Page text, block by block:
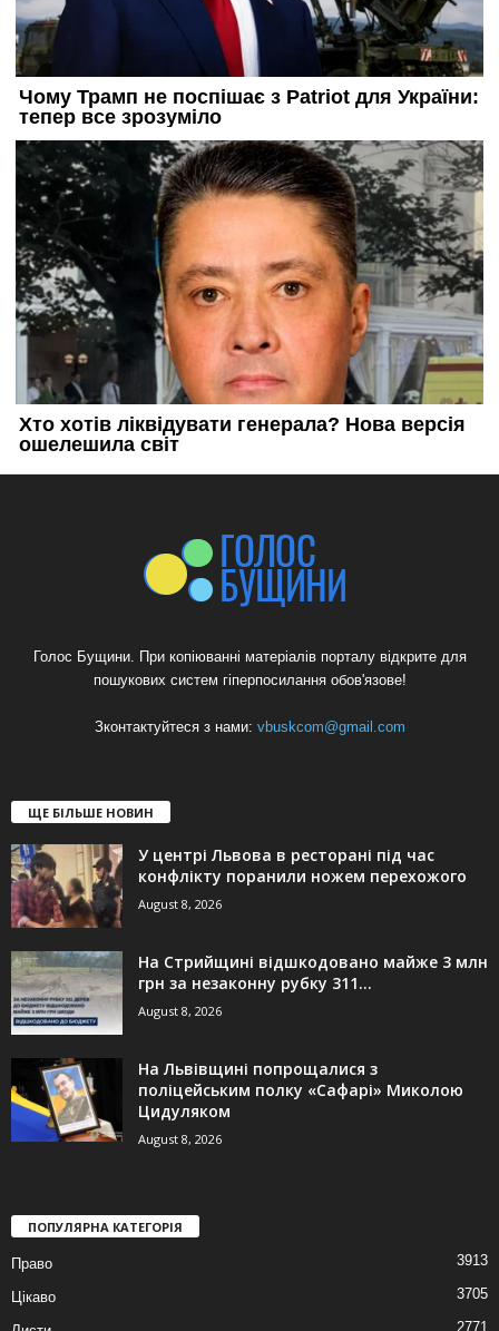
Голос Бущини. При копіюванні матеріалів порталу відкрите для
пошукових систем гіперпосилання обов'язове!
Зконтактуйтеся з нами: vbuskcom@gmail.com
ЩЕ БІЛЬШЕ НОВИН
У центрі Львова в ресторані під час
конфлікту поранили ножем перехожого
August 8, 2026
На Стрийщині відшкодовано майже 3 млн
грн за незаконну рубку 311...
August 8, 2026
На Львівщині попрощалися з
поліцейським полку «Сафарі» Миколою
Цидуляком
August 8, 2026
ПОПУЛЯРНА КАТЕГОРІЯ
Право 3913
Цікаво 3705
2771